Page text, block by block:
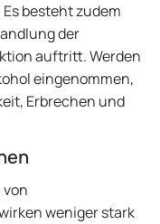
besteht zudem
der
auftritt. Werden
eingenommen,
Erbrechen und
weniger stark